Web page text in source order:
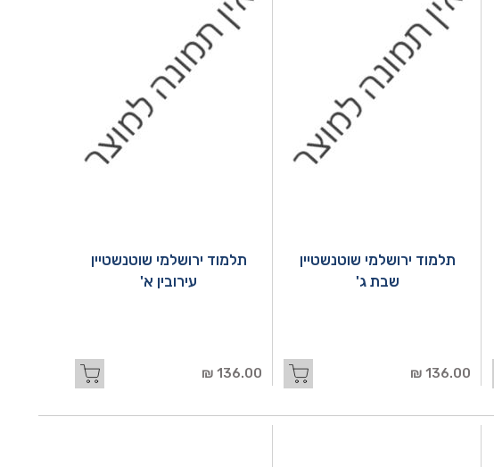
תלמוד ירושלמי שוטנשטיין
שבת ג'
136.00 ₪
תלמוד ירושלמי שוטנשטיין
עירובין א'
136.00 ₪